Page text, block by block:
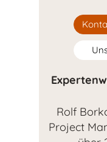
Rolf
Project